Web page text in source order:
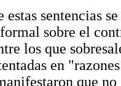
estas sentencias
sobre el
los que
en
que